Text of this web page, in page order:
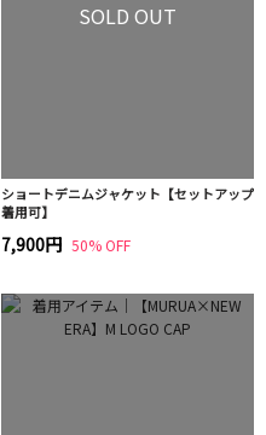
SOLD OUT
ショートデニムジャケット【セットアップ
着用可】
7,900円 50% OFF